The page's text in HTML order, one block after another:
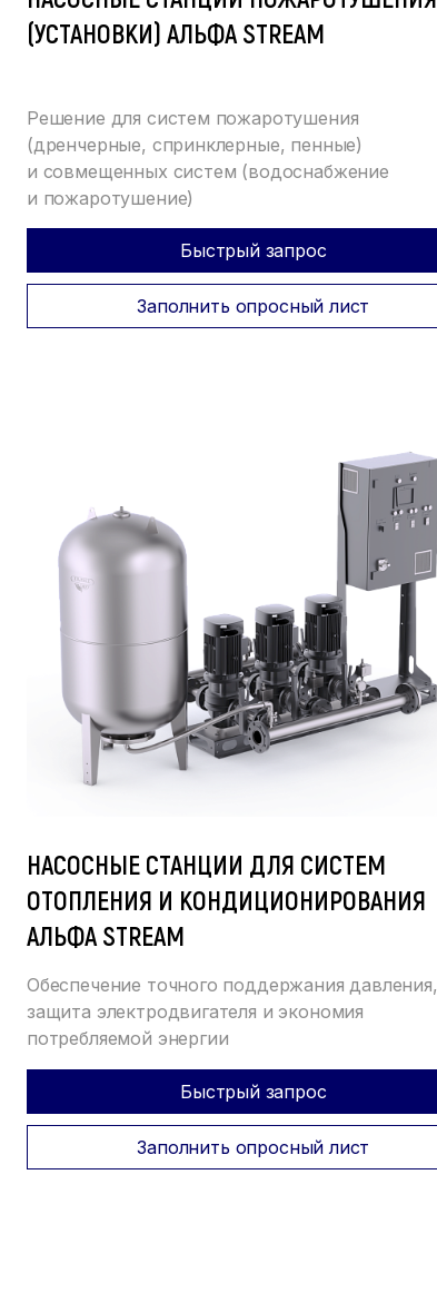
(УСТАНОВКИ) АЛЬФА STREAM
Решение для систем пожаротушения
(дренчерные, спринклерные, пенные)
и совмещенных систем (водоснабжение
и пожаротушение)
Быстрый запрос
Заполнить опросный лист
НАСОСНЫЕ СТАНЦИИ ДЛЯ СИСТЕМ
ОТОПЛЕНИЯ И КОНДИЦИОНИРОВАНИЯ
АЛЬФА STREAM
Обеспечение точного поддержания давления,
защита электродвигателя и экономия
потребляемой энергии
Быстрый запрос
Заполнить опросный лист